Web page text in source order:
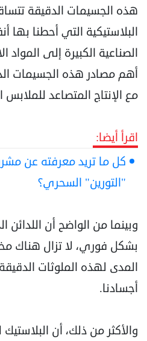
هذه الجسيمات الدقيقة
البلاستيكية التي أحطنا بها
الصناعية الكبيرة إلى المواد
أهم مصادر هذه الجسيمات
مع الإنتاج المتصاعد
اقرأ أيضا:
كل ما تريد معرفته عن
"التورين" السحري؟
وبينما من الواضح أن
بشكل فوري، لا تزال هناك
المدى لهذه الملوثات
أجسادنا.
والأكثر من ذلك، أن